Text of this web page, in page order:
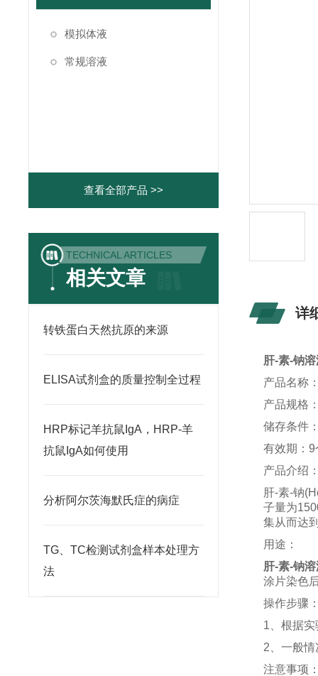
模拟体液
常规溶液
查看全部产品 >>
TECHNICAL ARTICLES
相关文章
转铁蛋白天然抗原的来源
ELISA试剂盒的质量控制全过程
HRP标记羊抗鼠IgA，HRP-羊
抗鼠IgA如何使用
分析阿尔茨海默氏症的病症
TG、TC检测试剂盒样本处理方
法
详
肝-素-钠
产品名称
产品规格
储存条件
有效期：9
产品介绍
肝-素-钠
子量为
集从而达
用途：
肝-素-钠
涂片染色
操作步骤
1、根据
2、一般
注意事项